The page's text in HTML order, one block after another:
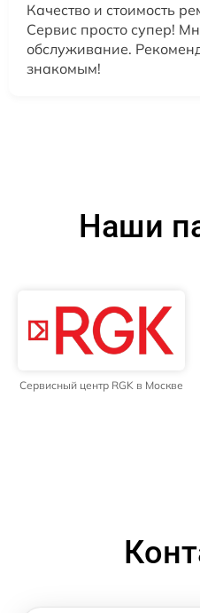
Качество и стоимость
Сервис просто супер!
обслуживание.
знакомым!
Наши
Сервисный центр RGK в Москве